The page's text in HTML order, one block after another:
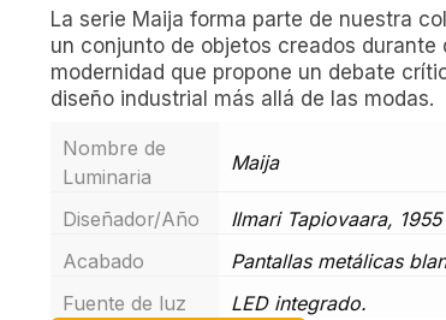
La serie Maija forma parte de nuestra
un conjunto de objetos creados durante
modernidad que propone un debate
diseño industrial más allá de las modas.
Nombre de
Luminaria
Maija
Diseñador/Año
Ilmari Tapiovaara, 1955
Acabado
Pantallas metálicas
Fuente de luz
LED integrado.